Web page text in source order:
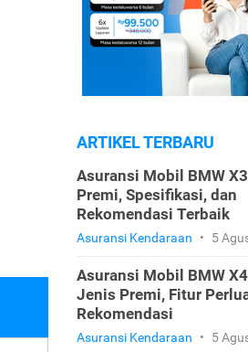
ARTIKEL TERBARU
Asuransi Mobil BMW
Premi, Spesifikasi, dan
Rekomendasi Terbaik
Asuransi Kendaraan • 5
Asuransi Mobil BMW
Jenis Premi, Fitur
Rekomendasi
Asuransi Kendaraan • 5